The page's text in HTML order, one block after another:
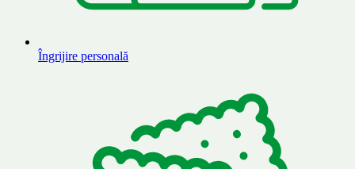
Îngrijire personală